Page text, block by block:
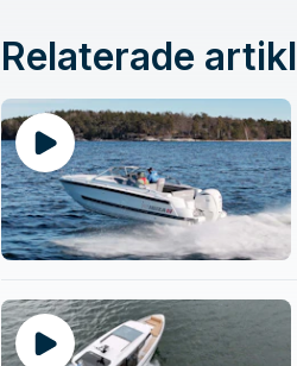
Relaterade